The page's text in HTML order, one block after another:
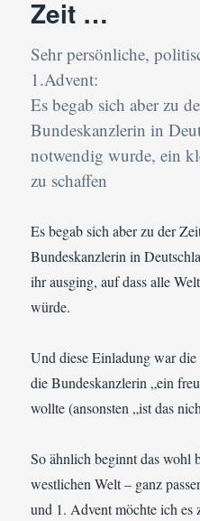
Zeit …
Sehr persönliche,
1.Advent:
Es begab sich aber zu
Bundeskanzlerin in
notwendig wurde, ein
zu schaffen
Es begab sich aber zu der
Bundeskanzlerin in
ihr ausging, auf dass alle
würde.
Und diese Einladung war
die Bundeskanzlerin „ein
wollte (ansonsten „ist das
So ähnlich beginnt das wohl
westlichen Welt – ganz
und 1. Advent möchte ich es